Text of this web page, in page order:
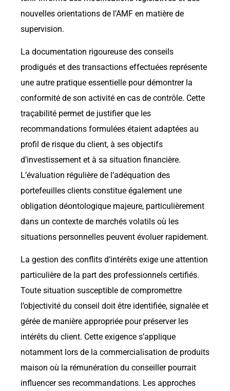
nouvelles orientations de l’AMF en matière de
supervision.
La documentation rigoureuse des conseils
prodigués et des transactions effectuées représente
une autre pratique essentielle pour démontrer la
conformité de son activité en cas de contrôle. Cette
traçabilité permet de justifier que les
recommandations formulées étaient adaptées au
profil de risque du client, à ses objectifs
d’investissement et à sa situation financière.
L’évaluation régulière de l’adéquation des
portefeuilles clients constitue également une
obligation déontologique majeure, particulièrement
dans un contexte de marchés volatils où les
situations personnelles peuvent évoluer rapidement.
La gestion des conflits d’intérêts exige une attention
particulière de la part des professionnels certifiés.
Toute situation susceptible de compromettre
l’objectivité du conseil doit être identifiée, signalée et
gérée de manière appropriée pour préserver les
intérêts du client. Cette exigence s’applique
notamment lors de la commercialisation de produits
maison où la rémunération du conseiller pourrait
influencer ses recommandations. Les approches